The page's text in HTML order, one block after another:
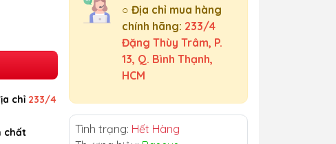
chỉ 233/4
chất
○ Địa chỉ mua hàng
chính hãng: 233/4
Đặng Thùy Trâm, P.
13, Q. Bình Thạnh,
HCM
Tình trạng: Hết Hàng